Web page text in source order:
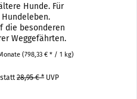
Hunde. Für
die besonderen
Weggefährten.
Alter
bei Hunden
und
Oft kann das
(798,33 € * / 1 kg)
statt28,95 € * UVP